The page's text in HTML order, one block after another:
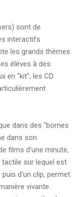
sont de
interactifs
les grands thèmes
élèves à des
en "kit", les CD
dans des "bornes
dans son
films d'une minute,
sur lequel est
d'un clip, permet
vivante.